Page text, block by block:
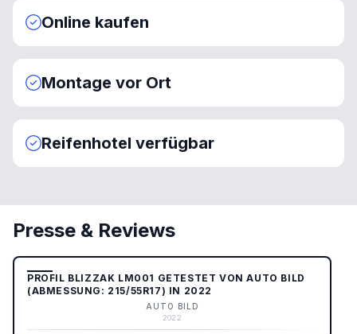
Online kaufen
Montage vor Ort
Reifenhotel verfügbar
Presse & Reviews
PROFIL BLIZZAK LM001 GETESTET VON AUTO BILD
(ABMESSUNG: 215/55R17) IN 2022
AUTO BILD
2022